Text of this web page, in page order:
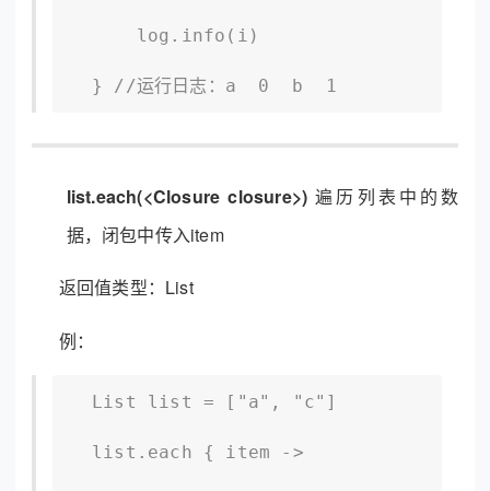
log.info(i)
} //运行日志：a  0  b  1
list.each(<Closure closure>) 遍历列表中的数
据，闭包中传入item
返回值类型：List
例：
List list = ["a", "c"]
list.each { item ->